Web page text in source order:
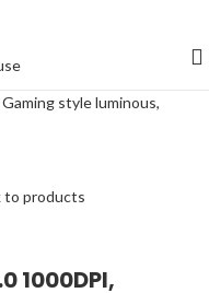
to products
1000DPI,